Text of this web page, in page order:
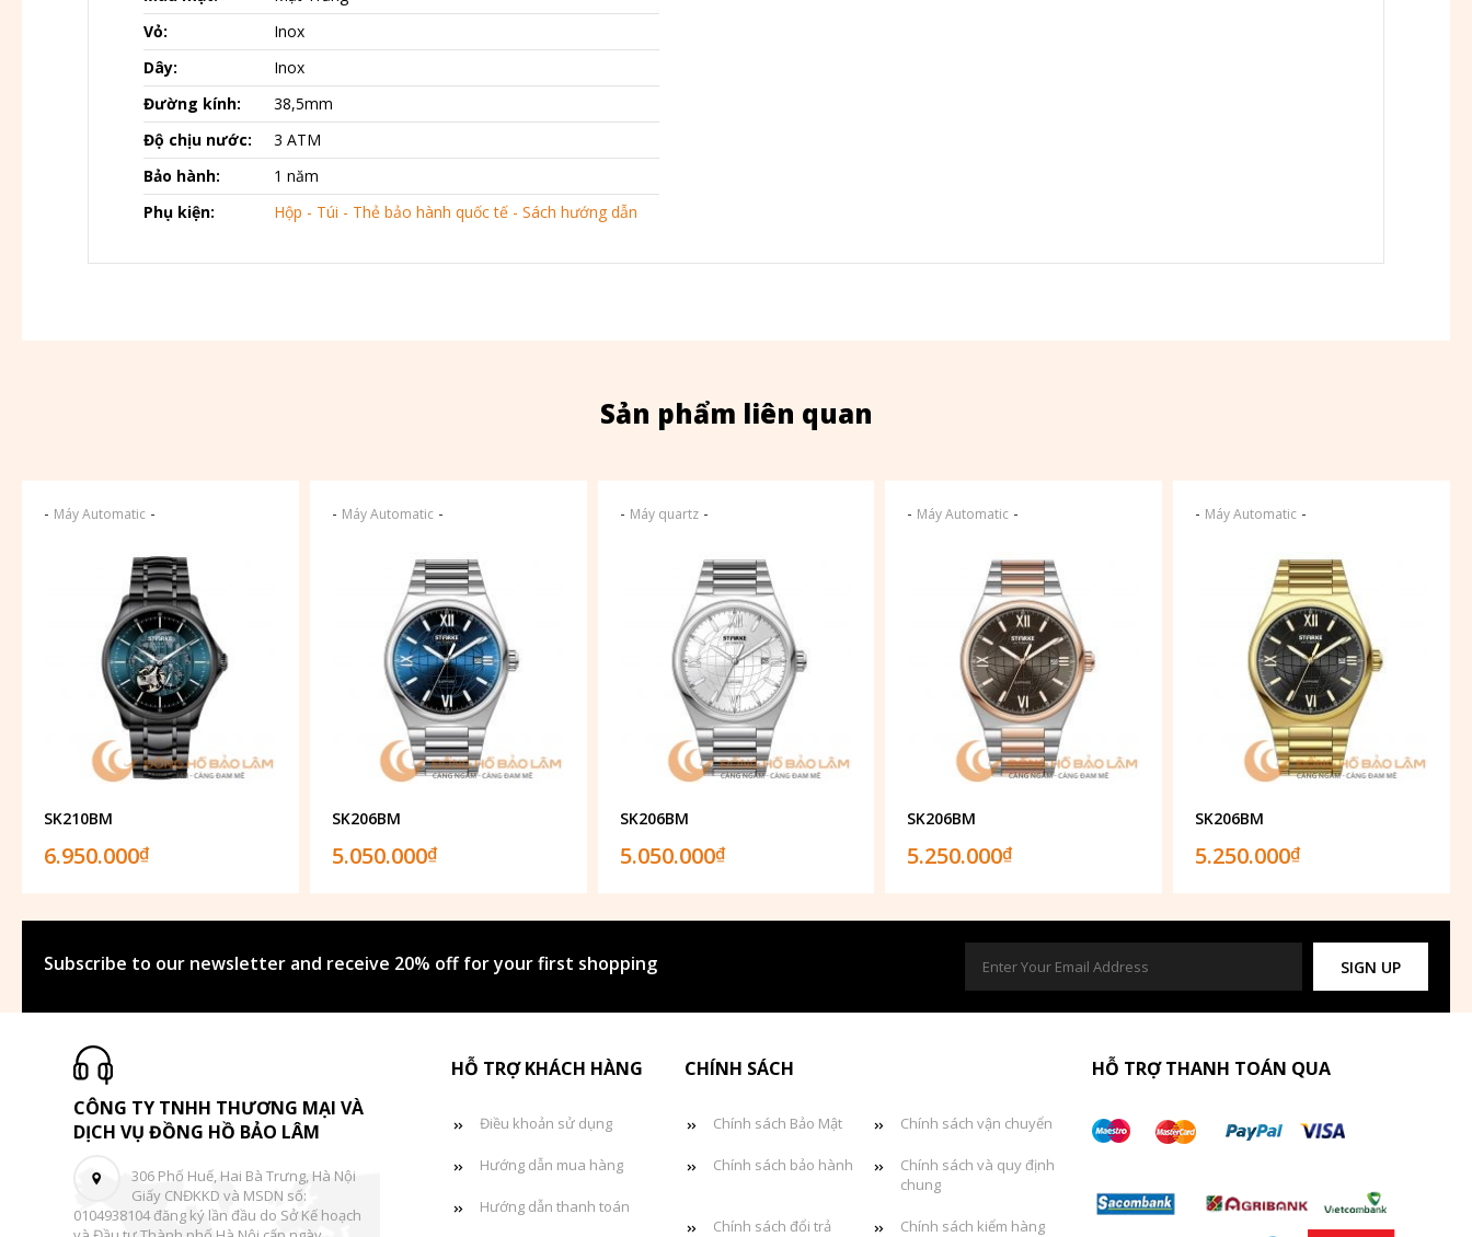
Vỏ:
Inox
Dây:
Inox
Đường kính:
38,5mm
Độ chịu nước:
3 ATM
Bảo hành:
1 năm
Phụ kiện:
Hộp - Túi - Thẻ bảo hành quốc tế - Sách hướng dẫn
Sản phẩm liên quan
- Máy Automatic -
SK210BM
6.950.000₫
- Máy Automatic-
SK206BM
5.050.000₫
- Máy quartz-
SK206BM
5.050.000₫
- Máy Automatic -
SK206BM
5.250.000₫
- Máy Automatic -
SK206BM
5.250.000₫
Subscribe to our newsletter and receive 20% off for your first shopping SIGN UP
CÔNG TY TNHH THƯƠNG MẠI VÀ
DỊCH VỤ ĐỒNG HỒ BẢO LÂM
306 Phố Huế, Hai Bà Trưng, Hà Nội
Giấy CNĐKKD và MSDN số:
0104938104 đăng ký lần đầu do Sở Kế hoạch
HỖ TRỢ KHÁCH HÀNG
Điều khoản sử dụng
Hướng dẫn mua hàng
Hướng dẫn thanh toán
CHÍNH SÁCH
Chính sách Bảo Mật Chính sách vận chuyển
Chính sách bảo hành
Chính sách và quy định
chung
Chính sách đổi trả Chính sách kiểm hàng
HỖ TRỢ THANH TOÁN QUA